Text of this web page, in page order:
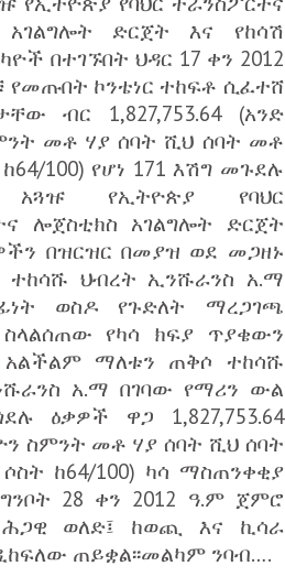
አገልግሎት ድርጀት እና የከሳሽ
በተገኙበት ህዳር 17 ቀን 2012
የመጡበት ኮንቴነር ተከፍቶ ሲፈተሸ
ብር 1,827,753.64 (አንድ
መቶ ሃያ ሰባት ሺህ ሰባት መቶ
100) የሆነ 171 እሽግ መጉደሉ
አጓዡ የኢትዮጵያ የባህር
ሎጀስቲክስ አገልግሎት ድርጀት
በዝርዝር በመያዝ ወደ መጋዘኑ
ተከሳሹ ህብረት ኢንሹራንስ አ.ማ
ወስዶ የጉድለት ማረጋገጫ
የካሳ ክፍያ ጥያቄውን
አልችልም ማለቱን ጠቅሶ ተከሳሹ
አ.ማ በገባው የማሪን ውል
ዕቃዎች ዋጋ 1,827,753.64
ስምንት መቶ ሃያ ሰባት ሺህ ሰባት
ከ64/100) ካሳ ማስጠንቀቂያ
28 ቀን 2012 ዓ.ም ጀምሮ
ወለድ፤ ከወጪ እና ኪሳራ
ጠይቋል፡፡መልካም ንባብ….